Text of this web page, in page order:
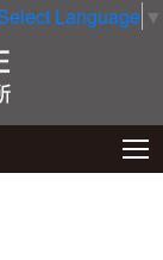
Language ▼